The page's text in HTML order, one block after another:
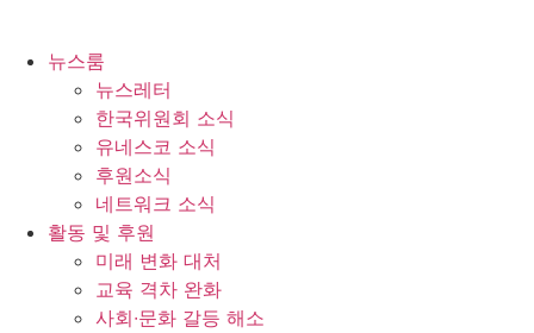
뉴스룸
뉴스레터
한국위원회 소식
유네스코 소식
후원소식
네트워크 소식
활동 및 후원
미래 변화 대처
교육 격차 완화
사회∙문화 갈등 해소